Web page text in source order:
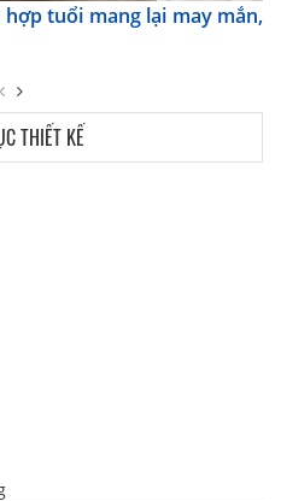
tuổi mang lại may mắn,
THIẾT KẾ